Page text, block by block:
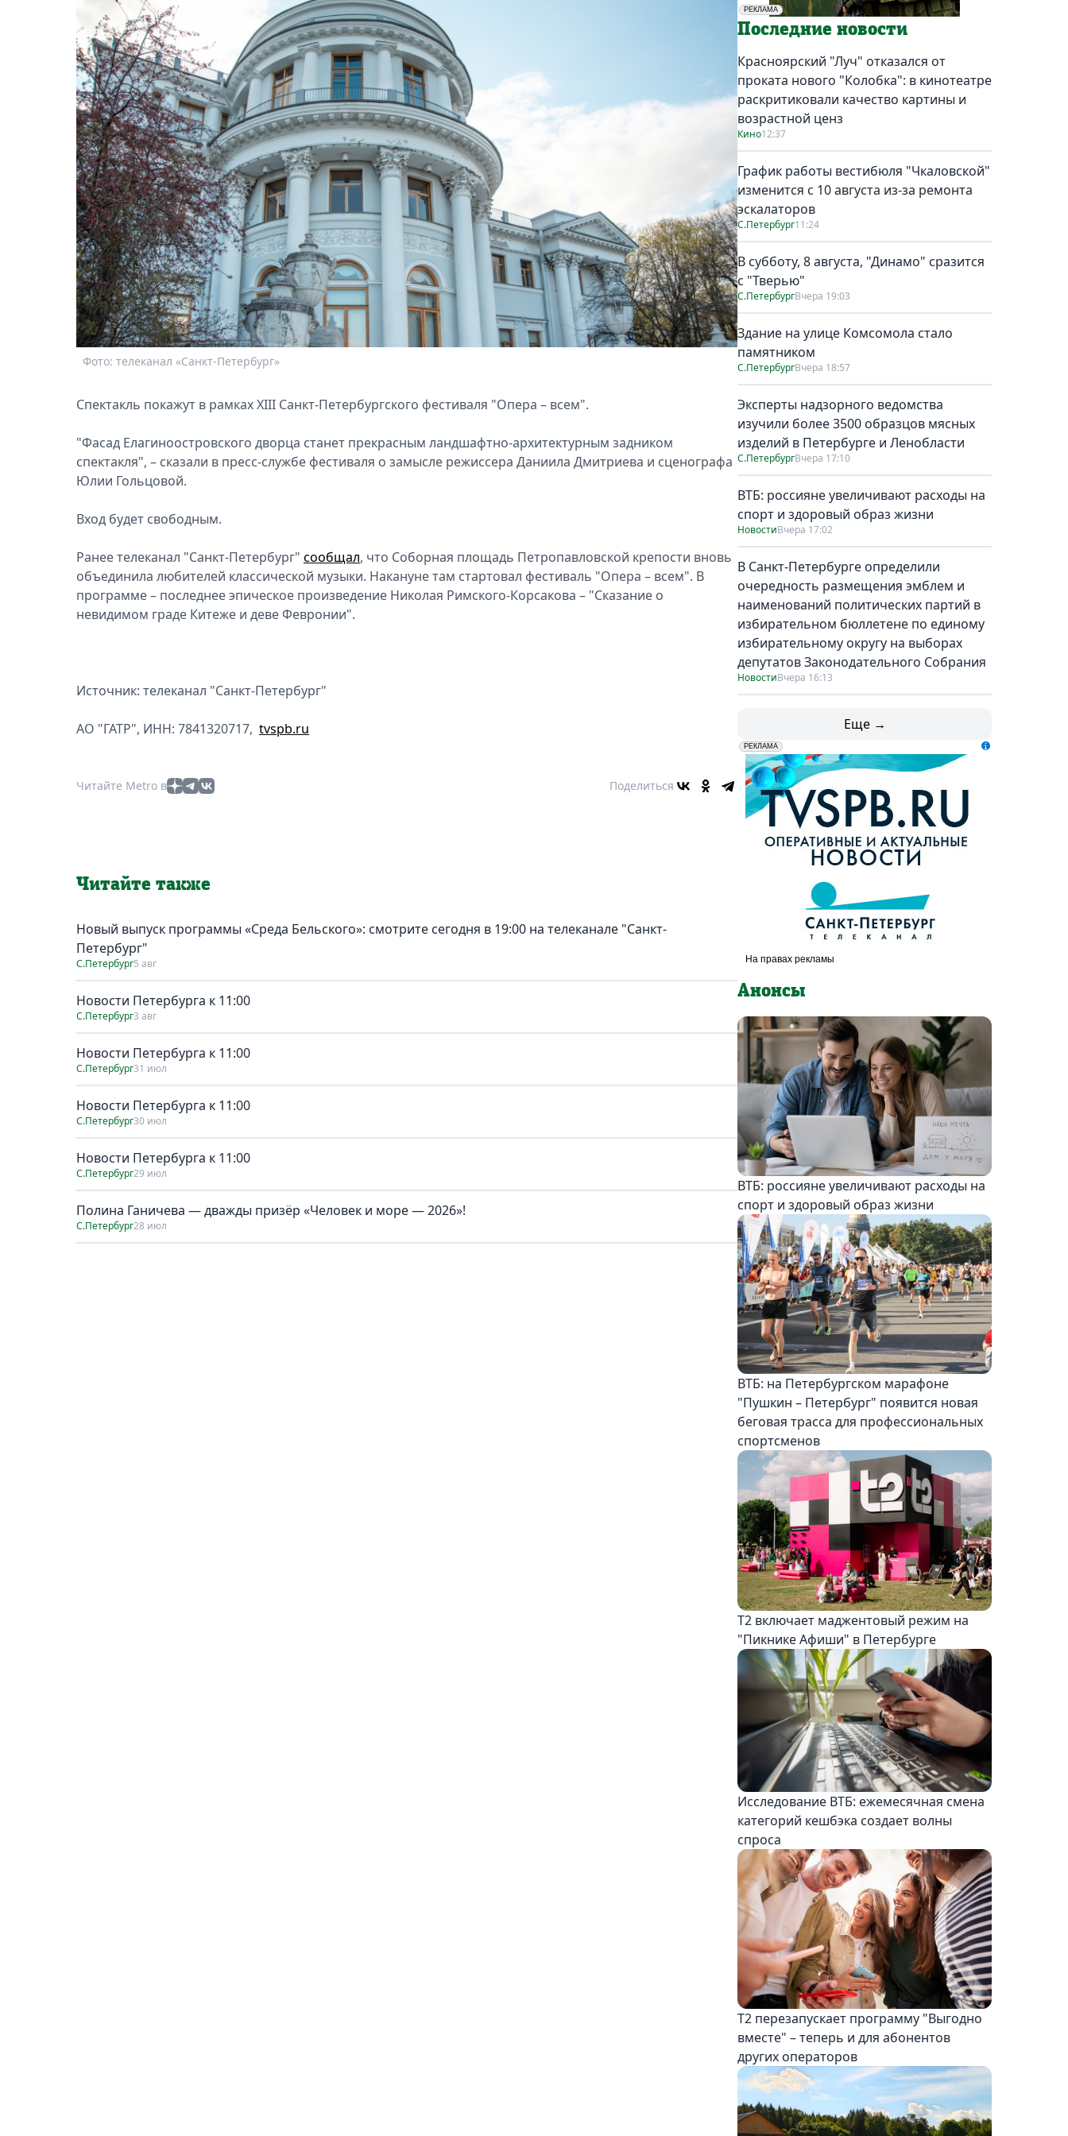
Фото: телеканал «Санкт-Петербург»
Спектакль покажут в рамках XIII Санкт-Петербургского фестиваля "Опера – всем".
"Фасад Елагиноостровского дворца станет прекрасным ландшафтно-архитектурным задником
спектакля", – сказали в пресс-службе фестиваля о замысле режиссера Даниила Дмитриева и сценографа
Юлии Гольцовой.
Вход будет свободным.
Ранее телеканал "Санкт-Петербург" сообщал, что Соборная площадь Петропавловской крепости вновь
объединила любителей классической музыки. Накануне там стартовал фестиваль "Опера – всем". В
программе – последнее эпическое произведение Николая Римского-Корсакова – "Сказание о
невидимом граде Китеже и деве Февронии".
Источник: телеканал "Санкт-Петербург"
АО "ГАТР", ИНН: 7841320717, tvspb.ru
Читайте Metro в Поделиться
Читайте также
Новый выпуск программы «Среда Бельского»: смотрите сегодня в 19:00 на телеканале "Санкт-
Петербург"
С.Петербург5 авг
Новости Петербурга к 11:00
С.Петербург3 авг
Новости Петербурга к 11:00
С.Петербург31 июл
Новости Петербурга к 11:00
С.Петербург30 июл
Новости Петербурга к 11:00
С.Петербург29 июл
Полина Ганичева — дважды призёр «Человек и море — 2026»!
С.Петербург28 июл
РЕКЛАМА
Социальная реклама
Последние новости
Красноярский "Луч" отказался от
проката нового "Колобка": в кинотеатре
раскритиковали качество картины и
возрастной ценз
Кино12:37
График работы вестибюля "Чкаловской"
изменится с 10 августа из-за ремонта
эскалаторов
С.Петербург11:24
В субботу, 8 августа, "Динамо" сразится
с "Тверью"
С.ПетербургВчера 19:03
Здание на улице Комсомола стало
памятником
С.ПетербургВчера 18:57
Эксперты надзорного ведомства
изучили более 3500 образцов мясных
изделий в Петербурге и Ленобласти
С.ПетербургВчера 17:10
ВТБ: россияне увеличивают расходы на
спорт и здоровый образ жизни
НовостиВчера 17:02
В Санкт-Петербурге определили
очередность размещения эмблем и
наименований политических партий в
избирательном бюллетене по единому
избирательному округу на выборах
депутатов Законодательного Собрания
НовостиВчера 16:13
Еще →
erid: LdtCK5udn
РЕКЛАМА
АО "ГАТР", ИНН: 7841320717
Анонсы
ВТБ: россияне увеличивают расходы на
спорт и здоровый образ жизни
ВТБ: на Петербургском марафоне
"Пушкин – Петербург" появится новая
беговая трасса для профессиональных
спортсменов
Т2 включает маджентовый режим на
"Пикнике Афиши" в Петербурге
Исследование ВТБ: ежемесячная смена
категорий кешбэка создает волны
спроса
Т2 перезапускает программу "Выгодно
вместе" – теперь и для абонентов
других операторов